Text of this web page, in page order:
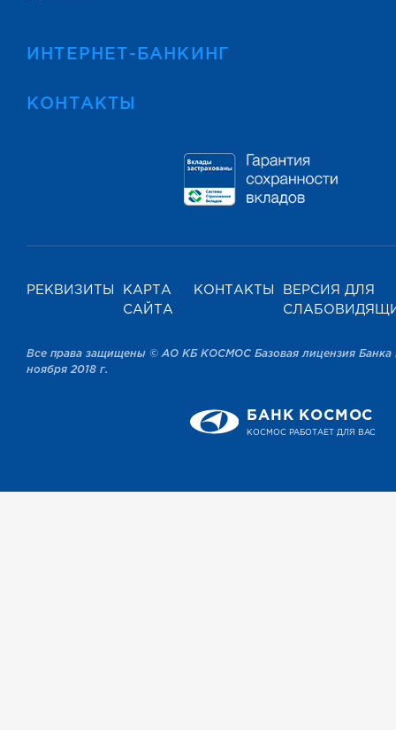
ИНТЕРНЕТ-БАНКИНГ
КОНТАКТЫ
РЕКВИЗИТЫ
КАРТА
САЙТА
КОНТАКТЫ
ВЕРСИЯ ДЛЯ
Все права защищены © АО КБ КОСМОС Базовая лицензия Банка
ноября 2018 г.